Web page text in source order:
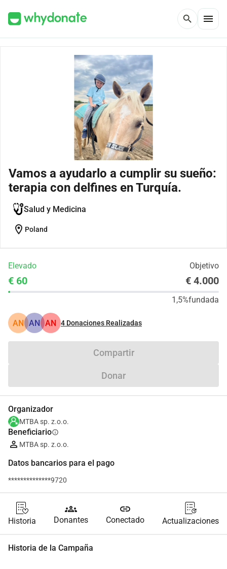
search menu
Vamos a ayudarlo a cumplir su sueño:
terapia con delfines en Turquía.
Salud y Medicina
location_on Poland
Elevado Objetivo
€ 60 € 4.000
1,5%fundada
AN AN AN 4 Donaciones Realizadas
Compartir
Donar
Organizador
MTBA sp. z.o.o.
Beneficiarioinfo
MTBA sp. z.o.o.
Datos bancarios para el pago
**************9720
Historia
groups
Donantes
link
Conectado Actualizaciones
Historia de la Campaña